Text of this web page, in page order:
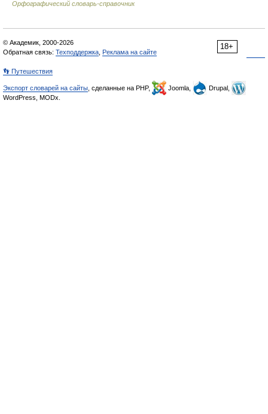
Орфографический словарь-справочник
18+
© Академик, 2000-2026
Обратная связь: Техподдержка Реклама на сайте
👣 Путешествия
Экспорт словарей на сайты , сделанные на PHP, Joomla,
Drupal,
WordPress, MODx.